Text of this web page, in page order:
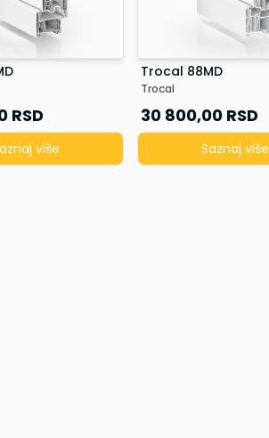
RSD
više
Trocal 88MD
Trocal
30 800,00RSD
Saznaj više